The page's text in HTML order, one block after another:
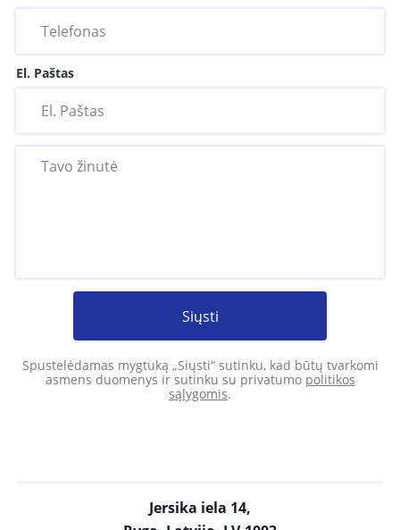
El. Paštas
Siųsti
Spustelėdamas mygtuką „Siųsti“ sutinku, kad būtų tvarkomi
asmens duomenys ir sutinku su privatumo politikos
sąlygomis.
Jersika iela 14,